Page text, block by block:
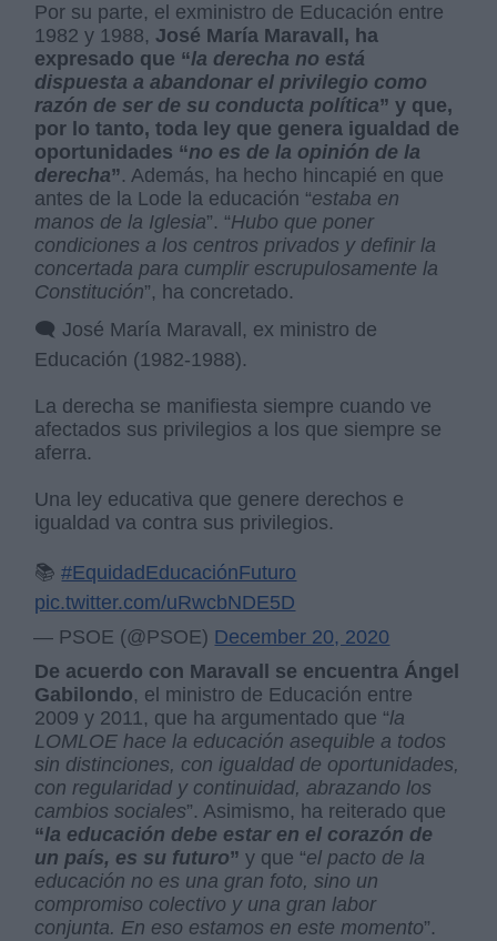
Por su parte, el exministro de Educación entre
1982 y 1988, José María Maravall, ha
expresado que “la derecha no está
dispuesta a abandonar el privilegio como
razón de ser de su conducta política” y que,
por lo tanto, toda ley que genera igualdad de
oportunidades “no es de la opinión de la
derecha”. Además, ha hecho hincapié en que
antes de la Lode la educación “estaba en
manos de la Iglesia”. “Hubo que poner
condiciones a los centros privados y definir la
concertada para cumplir escrupulosamente la
Constitución”, ha concretado.
🗨️ José María Maravall, ex ministro de
Educación (1982-1988).
La derecha se manifiesta siempre cuando ve
afectados sus privilegios a los que siempre se
aferra.
Una ley educativa que genere derechos e
igualdad va contra sus privilegios.
📚#EquidadEducaciónFuturo
pic.twitter.com/uRwcbNDE5D
— PSOE (@PSOE) December 20, 2020
De acuerdo con Maravall se encuentra Ángel
Gabilondo, el ministro de Educación entre
2009 y 2011, que ha argumentado que “la
LOMLOE hace la educación asequible a todos
sin distinciones, con igualdad de oportunidades,
con regularidad y continuidad, abrazando los
cambios sociales”. Asimismo, ha reiterado que
“la educación debe estar en el corazón de
un país, es su futuro” y que “el pacto de la
educación no es una gran foto, sino un
compromiso colectivo y una gran labor
conjunta. En eso estamos en este momento”.